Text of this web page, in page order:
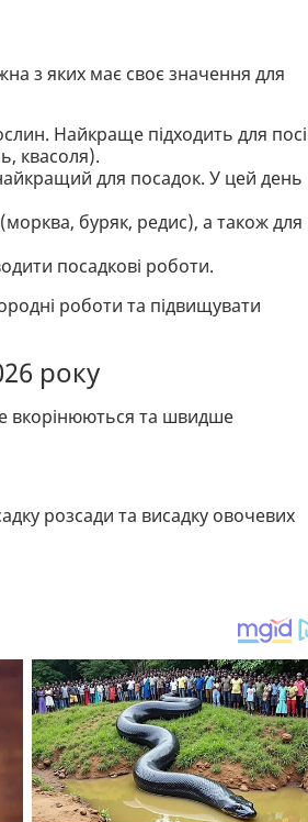
з яких має своє значення для
Найкраще підходить для
квасоля).
для посадок. У цей день
буряк, редис), а також для
посадкові роботи.
роботи та підвищувати
року
вкорінюються та швидше
розсади та висадку овочевих